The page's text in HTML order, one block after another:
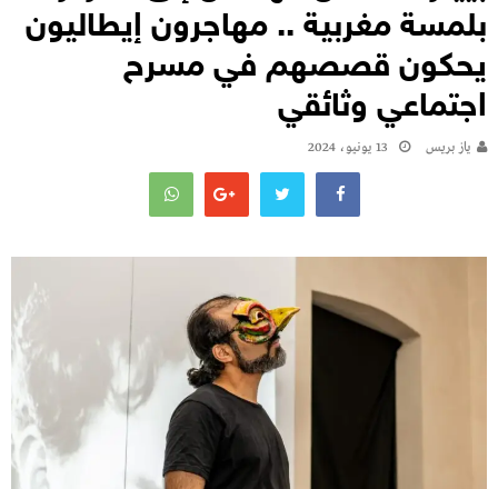
بلمسة مغربية .. مهاجرون إيطاليون
يحكون قصصهم في مسرح
اجتماعي وثائقي
يـاز بريـس 13 يونيو، 2024